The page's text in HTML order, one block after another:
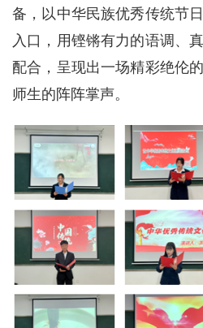
备，以中华民族优秀传统节
入口，用铿锵有力的语调、
配合，呈现出一场精彩绝伦
师生的阵阵掌声。